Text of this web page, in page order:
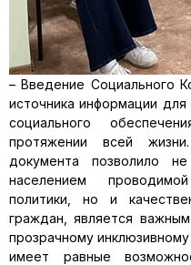
– Введение Социального
источника информации
социального
протяжении всей
документа позволило
населением
политики, но и
граждан, является
прозрачному
имеет равные